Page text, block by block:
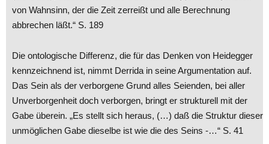
von Wahnsinn, der die Zeit zerreißt und alle Berechnung
abbrechen läßt.“ S. 189
Die ontologische Differenz, die für das Denken von Heidegger
kennzeichnend ist, nimmt Derrida in seine Argumentation auf.
Das Sein als der verborgene Grund alles Seienden, bei aller
Unverborgenheit doch verborgen, bringt er strukturell mit der
Gabe überein. „Es stellt sich heraus, (…) daß die Struktur dieser
unmöglichen Gabe dieselbe ist wie die des Seins -…“ S. 41